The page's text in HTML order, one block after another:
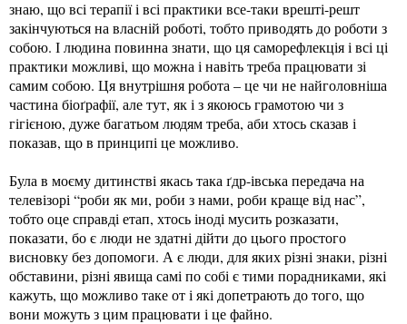
знаю, що всі терапії і всі практики все-таки врешті-решт
закінчуються на власній роботі, тобто приводять до роботи з
собою. І людина повинна знати, що ця саморефлекція і всі ці
практики можливі, що можна і навіть треба працювати зі
самим собою. Ця внутрішня робота – це чи не найголовніша
частина біоґрафії, але тут, як і з якоюсь грамотою чи з
гігієною, дуже багатьом людям треба, аби хтось сказав і
показав, що в принципі це можливо.
Була в моєму дитинстві якась така ґдр-івська передача на
телевізорі “роби як ми, роби з нами, роби краще від нас”,
тобто оце справді етап, хтось іноді мусить розказати,
показати, бо є люди не здатні дійти до цього простого
висновку без допомоги. А є люди, для яких різні знаки, різні
обставини, різні явища самі по собі є тими порадниками, які
кажуть, що можливо таке от і які допетрають до того, що
вони можуть з цим працювати і це файно.